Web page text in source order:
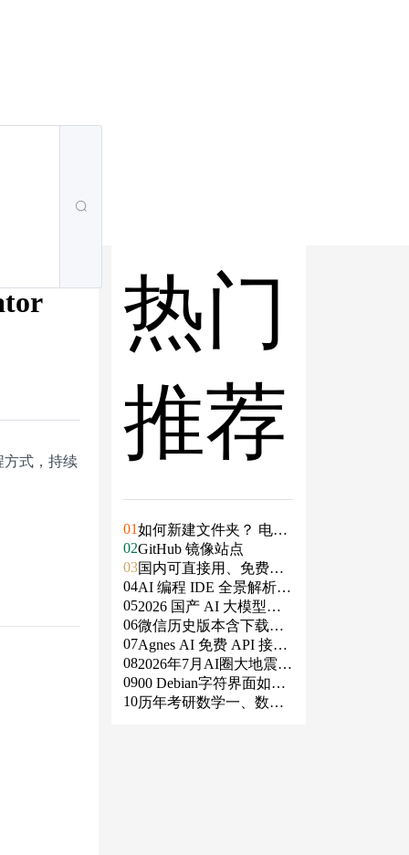
式，持续
热门
推荐
01如何新建文件夹？ 电脑
新建文件夹的4种方法
02GitHub 镜像站点
03国内可直接用、免费额
度/永久免费的大模型AP
I清单（含 SiliconFlow、
火山、阿里、智谱、百
度、Kimi、DeepSeek、
DMXAPI 等）
04AI 编程 IDE 全景解析 2
026：Agent 全面接管开
发链路
052026 国产 AI 大模型横
评：DeepSeek、通义千
问、Kimi、文心一言、
星火、豆包谁更能打？
06微信历史版本含下载地
址（ Windows PC | 安卓
| MAC ）及设置微信不
更新
07Agnes AI 免费 API 接入
指南：文本、生图、生
视频，一套接口全免费
082026年7月AI圈大地震：
GPT-5.6被政府限制、Cl
aude入驻Slack、Anthrop
0900 Debian字符界面如何
支持中文
10历年考研数学一、数学